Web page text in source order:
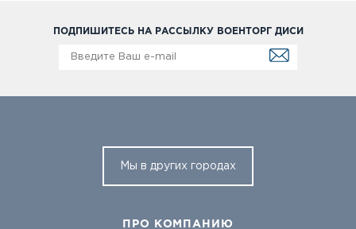
ПОДПИШИТЕСЬ НА РАССЫЛКУ ВОЕНТОРГ ДИСИ
Мы в других городах
ПРО КОМПАНИЮ